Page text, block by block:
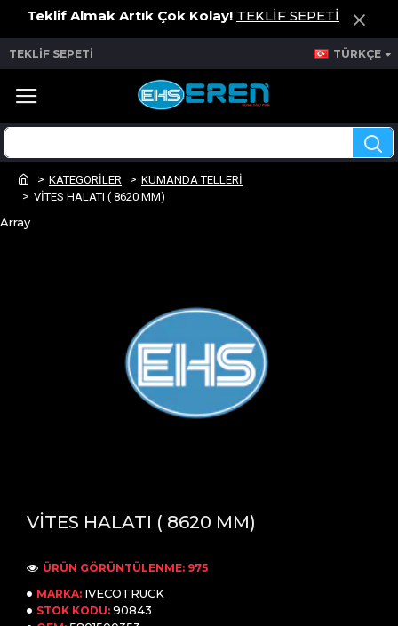
Teklif Almak Artık Çok Kolay! TEKLİF SEPETİ
TEKLİF SEPETİ TÜRKÇE
KATEGORİLER
KUMANDA TELLERİ
VİTES HALATI ( 8620 MM)
Array
VİTES HALATI ( 8620 MM)
MARKA: IVECOTRUCK
STOK KODU: 90843
ÜRÜN GÖRÜNTÜLENME: 975